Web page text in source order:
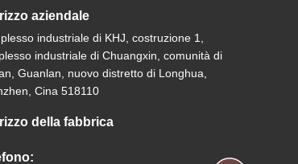
aziendale
industriale di KHJ, costruzione 1,
industriale di Chuangxin, comunità di
Guanlan, nuovo distretto di Longhua,
Cina 518110
della fabbrica